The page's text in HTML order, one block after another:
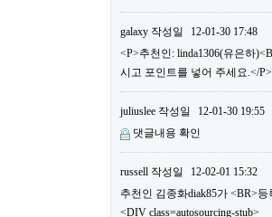
galaxy 작성일
12-01-30 17:48
<P>추천인: linda1306(유은하
시고 포인트를 넣어 주세요.</P>
juliuslee 작성일
12-01-30 19:55
댓글내용 확인
russell 작성일
12-02-01 15:32
추천인 김종화diak85가 <BR>
<DIV class=autosourcing-stub>